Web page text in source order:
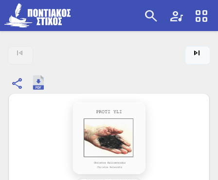
search artist view_cozy
skip_previous skip_next
share